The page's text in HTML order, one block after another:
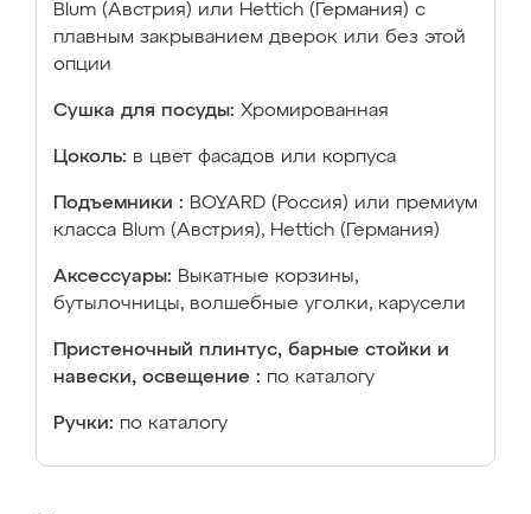
Blum (Австрия) или Hettich (Германия) с
плавным закрыванием дверок или без этой
опции
Сушка для посуды: Хромированная
Цоколь: в цвет фасадов или корпуса
Подъемники : BOYARD (Россия) или премиум
класса Blum (Австрия), Hettich (Германия)
Аксессуары: Выкатные корзины,
бутылочницы, волшебные уголки, карусели
Пристеночный плинтус, барные стойки и
навески, освещение : по каталогу
Ручки: по каталогу